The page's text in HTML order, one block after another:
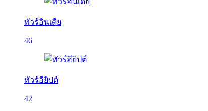
ทัวร์อินเดีย
46
ทัวร์อียิปต์
42